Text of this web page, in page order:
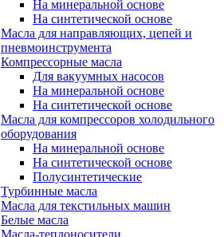
На минеральной основе
На синтетической основе
Масла для направляющих, цепей и
пневмоинструмента
Компрессорные масла
Для вакуумных насосов
На минеральной основе
На синтетической основе
Масла для компрессоров холодильного
оборудования
На минеральной основе
На синтетической основе
Полусинтетические
Турбинные масла
Масла для текстильных машин
Белые масла
Масла-теплоносители